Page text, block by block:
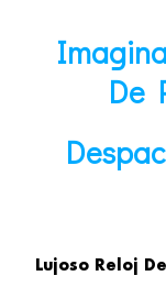
De
Lujoso Reloj